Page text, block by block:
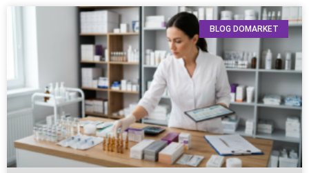
BLOG DOMARKET